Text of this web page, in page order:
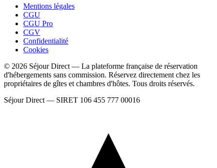
Mentions légales
CGU
CGU Pro
CGV
Confidentialité
Cookies
© 2026 Séjour Direct — La plateforme française de réservation
d'hébergements sans commission. Réservez directement chez les
propriétaires de gîtes et chambres d'hôtes. Tous droits réservés.
Séjour Direct — SIRET 106 455 777 00016